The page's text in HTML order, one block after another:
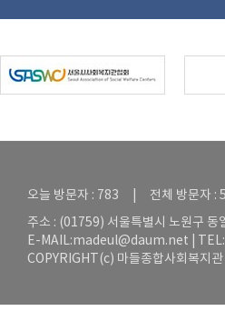
오늘 방문자 : 783 | 전체 방문자 :
주소 : (01759) 서울특별시 노원구 동
E-MAIL:madeul@daum.net |
COPYRIGHT(c) 마들종합사회복지